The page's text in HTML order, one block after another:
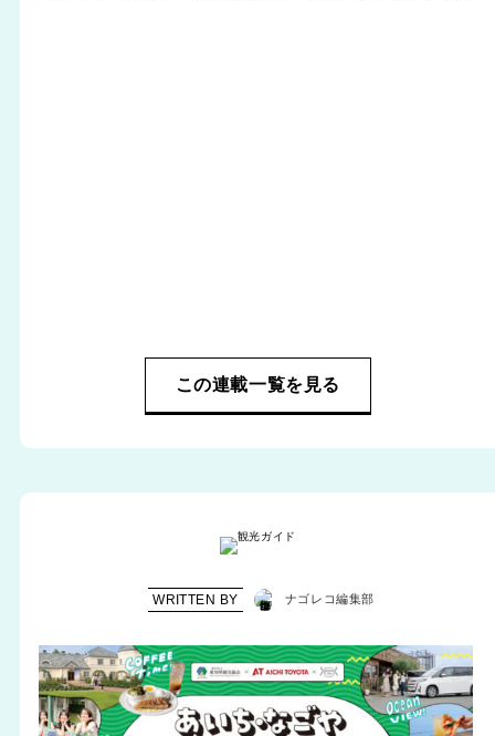
この連載一覧を見る
WRITTEN BY ナゴレコ編集部